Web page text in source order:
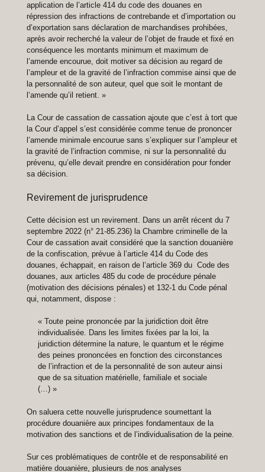
application de l’article 414 du code des douanes en
répression des infractions de contrebande et d’importation ou
d’exportation sans déclaration de marchandises prohibées,
après avoir recherché la valeur de l’objet de fraude et fixé en
conséquence les montants minimum et maximum de
l’amende encourue, doit motiver sa décision au regard de
l’ampleur et de la gravité de l’infraction commise ainsi que de
la personnalité de son auteur, quel que soit le montant de
l’amende qu’il retient. »
La Cour de cassation de cassation ajoute que c’est à tort que
la Cour d’appel s’est considérée comme tenue de prononcer
l’amende minimale encourue sans s’expliquer sur l’ampleur et
la gravité de l’infraction commise, ni sur la personnalité du
prévenu, qu’elle devait prendre en considération pour fonder
sa décision.
Revirement de jurisprudence
Cette décision est un revirement. Dans un arrêt récent du 7
septembre 2022 (n° 21-85.236) la Chambre criminelle de la
Cour de cassation avait considéré que la sanction douanière
de la confiscation, prévue à l’article 414 du Code des
douanes, échappait, en raison de l’article 369 du Code des
douanes, aux articles 485 du code de procédure pénale
(motivation des décisions pénales) et 132-1 du Code pénal
qui, notamment, dispose :
« Toute peine prononcée par la juridiction doit être
individualisée. Dans les limites fixées par la loi, la
juridiction détermine la nature, le quantum et le régime
des peines prononcées en fonction des circonstances
de l’infraction et de la personnalité de son auteur ainsi
que de sa situation matérielle, familiale et sociale
(…) »
On saluera cette nouvelle jurisprudence soumettant la
procédure douanière aux principes fondamentaux de la
motivation des sanctions et de l’individualisation de la peine.
Sur ces problématiques de contrôle et de responsabilité en
matière douanière, plusieurs de nos analyses